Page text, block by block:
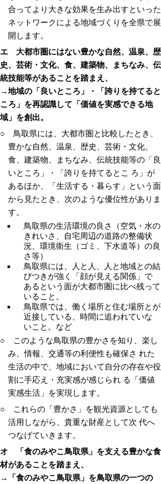
合ってより大きな効果を生み出すといった
ネットワークによる地域づくりを全県で展
開します。
エ 大都市圏にはない豊かな自然、温泉、歴
史、芸術・文化、食、建築物、まちなみ、伝
統技能等があることを踏まえ、
→地域の「良いところ」・「誇りを持てると
ころ」を再認識して「価値を実感できる地
域」を創出。
○ 鳥取県には、大都市圏と比較したとき、
豊かな自然、温泉、歴史、芸術・文化、
食、建築物、まちなみ、伝統技能等の「良
いところ」・「誇りを持てるとこ ろ」が
あるほか、「生活する・暮らす」という面
から見たとき、次のような優位性がありま
す。
鳥取県の生活環境の良さ（空気・水の
きれいさ、自宅周辺の道路の整備状
況、環境衛生（ゴミ、下水道等）の良
さ等）
鳥取県には、人と人、人と地域との結
びつきが強く「顔が見える関係」で
あるという面が大都市圏に比べ残って
いること。
鳥取県では、働く場所と住む場所とが
近接している、時間に追われていな
いこと。など
○ このような鳥取県の豊かさを知り、楽し
み、情報、交通等の利便性も確保さ れた
生活の中で、地域において自分の存在や役
割に手応え・充実感が感じられ る「価値
実感生活」を実現します。
○ これらの「豊かさ」を観光資源としても
活用しながら、貴重な財産として次 代へ
つなげていきます。
オ 「食のみやこ鳥取県」を支える豊かな食
材があることを踏まえ、
→「食のみやこ鳥取県」を鳥取県の一つの